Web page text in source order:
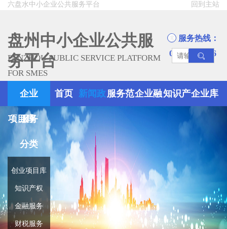
回到主站
六盘水中小企业公共服务平台
盘州中小企业公共服
务平台
PANZHOU PUBLIC SERVICE PLATFORM
FOR SMES
服务热线：
0858-8945666
企业
服务
分类
创业项目库
知识产权
金融服务
财税服务
首页 新闻政
策
服务范企业融知识产企业库
项目库